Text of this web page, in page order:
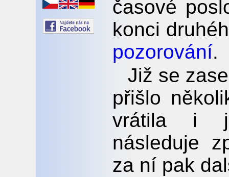
časové
konci
pozorování.
Již se
přišlo
vrátila i
následuje
za ní pak